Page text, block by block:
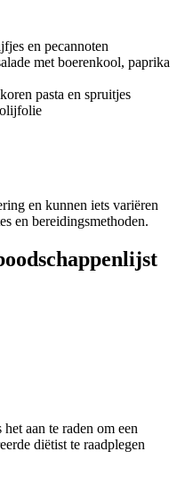
en pecannoten
met boerenkool, paprika
pasta en spruitjes
en kunnen iets variëren
en bereidingsmethoden.
aan te raden om een
diëtist te raadplegen